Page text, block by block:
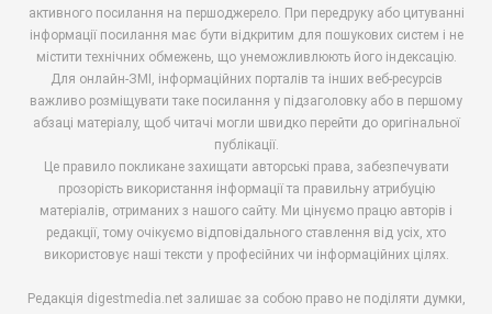
активного посилання на першоджерело. При передруку або цитуванні
інформації посилання має бути відкритим для пошукових систем і не
містити технічних обмежень, що унеможливлюють його індексацію.
Для онлайн-ЗМІ, інформаційних порталів та інших веб-ресурсів
важливо розміщувати таке посилання у підзаголовку або в першому
абзаці матеріалу, щоб читачі могли швидко перейти до оригінальної
публікації.
Це правило покликане захищати авторські права, забезпечувати
прозорість використання інформації та правильну атрибуцію
матеріалів, отриманих з нашого сайту. Ми цінуємо працю авторів і
редакції, тому очікуємо відповідального ставлення від усіх, хто
використовує наші тексти у професійних чи інформаційних цілях.
Редакція digestmedia.net залишає за собою право не поділяти думки,